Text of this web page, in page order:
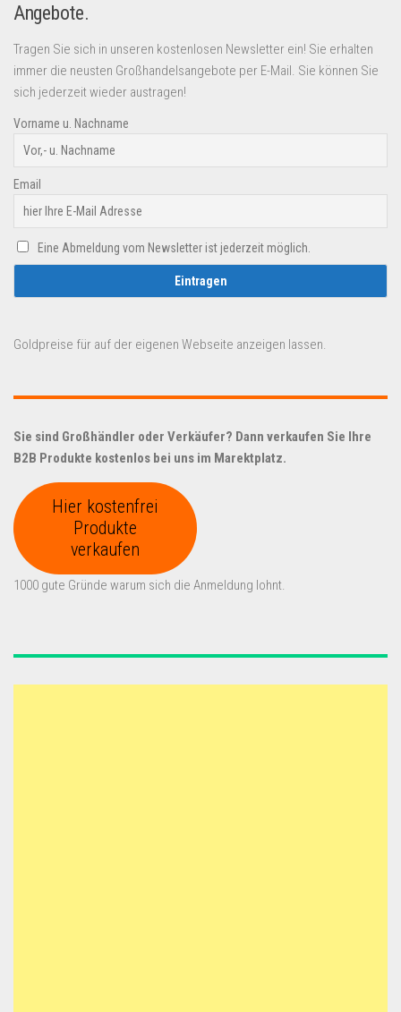
Angebote.
Tragen Sie sich in unseren kostenlosen Newsletter ein! Sie erhalten
immer die neusten Großhandelsangebote per E-Mail. Sie können Sie
sich jederzeit wieder austragen!
Vorname u. Nachname
Email
Eine Abmeldung vom Newsletter ist jederzeit möglich.
Goldpreise für auf der eigenen Webseite anzeigen lassen.
Sie sind Großhändler oder Verkäufer? Dann verkaufen Sie Ihre
B2B Produkte kostenlos bei uns im Marektplatz.
Hier kostenfrei
Produkte
verkaufen
1000 gute Gründe warum sich die Anmeldung lohnt.